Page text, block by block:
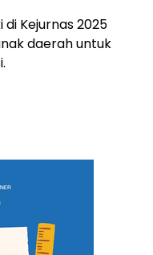
Kejurnas 2025
daerah untuk